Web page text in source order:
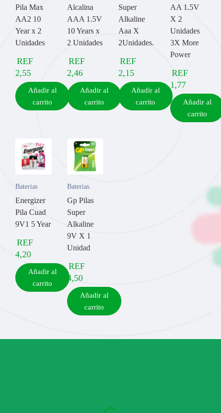
Pila Max
AA2 10
Year x 2
Unidades
REF
2,55
Añadir al
carrito
Alcalina
AAA 1.5V
10 Years x
2 Unidades
REF
2,46
Añadir al
carrito
Super
Alkaline
Aaa X
2Unidades.
REF
2,15
Añadir al
carrito
AA 1.5V
X 2
Unidades
3X More
Power
REF
1,77
Añadir al
carrito
Baterias
Energizer
Pila Cuad
9V1 5 Year
REF
4,20
Añadir al
carrito
Baterias
Gp Pilas
Super
Alkaline
9V X 1
Unidad
REF
4,50
Añadir al
carrito